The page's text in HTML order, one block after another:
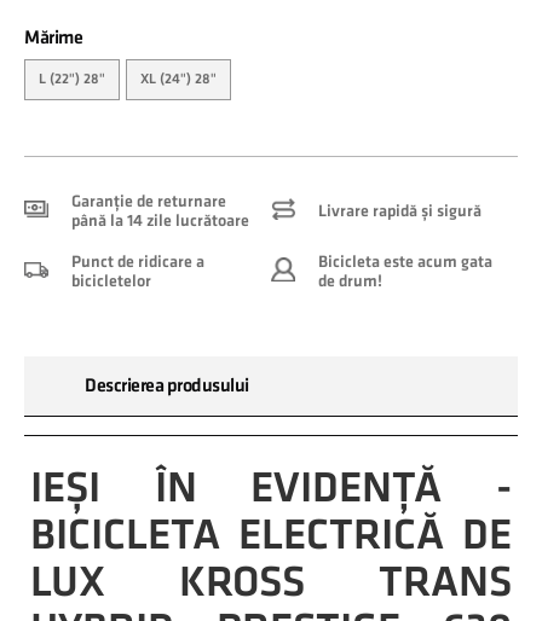
Mărime
L (22") 28" XL (24") 28"
Garanție de returnare
până la 14 zile lucrătoare
Livrare rapidă și sigură
Punct de ridicare a
bicicletelor
Bicicleta este acum gata
de drum!
Descrierea produsului
IEȘI ÎN EVIDENȚĂ -
BICICLETA ELECTRICĂ DE
LUX KROSS TRANS